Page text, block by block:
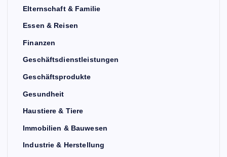
Elternschaft & Familie
Essen & Reisen
Finanzen
Geschäftsdienstleistungen
Geschäftsprodukte
Gesundheit
Haustiere & Tiere
Immobilien & Bauwesen
Industrie & Herstellung